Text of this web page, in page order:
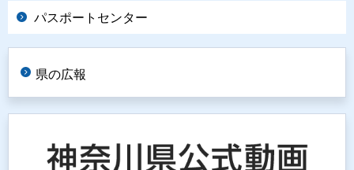
パスポートセンター
県の広報